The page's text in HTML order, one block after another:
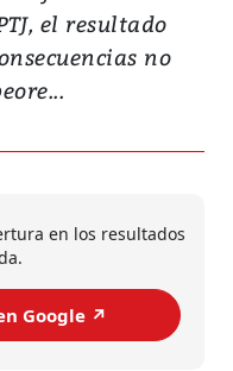
el resultado
no
en los resultados
Google ↗️